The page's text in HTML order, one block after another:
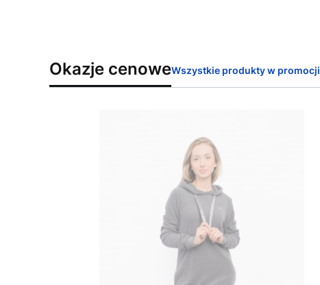
Okazje cenoweWszystkie produkty w promocji